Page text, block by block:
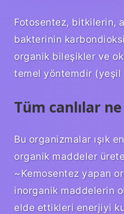
Fotosentez, bitkilerin,
bakterinin
organik bileşikler ve
temel yöntemdir (yeşil
Tüm canlılar
Bu organizmalar ışık
organik maddeler
~Kemosentez yapan
inorganik maddelerin
elde ettikleri enerjiyi